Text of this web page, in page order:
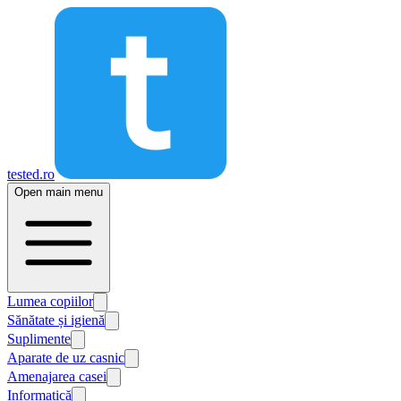
tested.ro
Open main menu
Lumea copiilor
Sănătate și igienă
Suplimente
Aparate de uz casnic
Amenajarea casei
Informatică